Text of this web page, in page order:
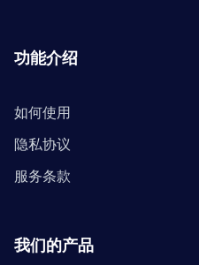
功能介绍
如何使用
隐私协议
服务条款
我们的产品